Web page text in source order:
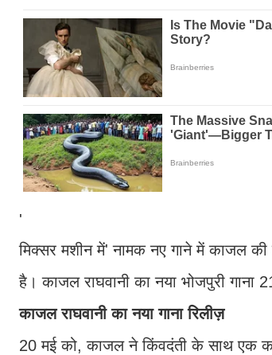
'
मिक्सर मशीन में' नामक नए गाने में काजल
है। काजल राघवानी का नया भोजपुरी
काजल राघवानी का नया गाना रिलीज़
20 मई को, काजल ने किंवदंती के साथ एक